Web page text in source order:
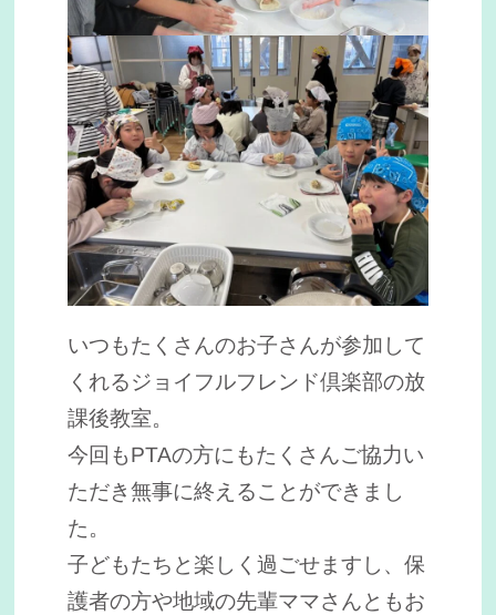
いつもたくさんのお子さんが参加して
くれるジョイフルフレンド倶楽部の放
課後教室。
今回もPTAの方にもたくさんご協力い
ただき無事に終えることができまし
た。
子どもたちと楽しく過ごせますし、保
護者の方や地域の先輩ママさんともお